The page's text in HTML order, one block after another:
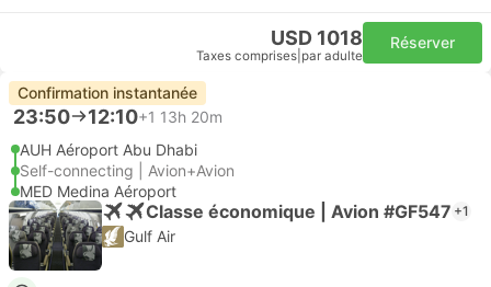
USD 1018
Taxes comprises par adulte
Réserver
Confirmation instantanée
23:50 12:10+1 13h 20m
AUH Aéroport Abu Dhabi
Self-connecting | Avion+Avion
MED Medina Aéroport
Classe économique | Avion #GF547 +1
Gulf Air